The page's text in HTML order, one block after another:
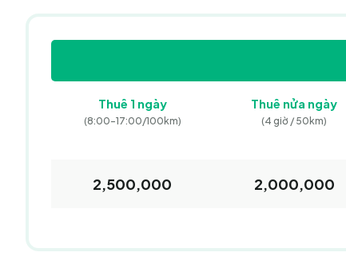
Thuê 1 ngày
(8:00-17:00/100km)
Thuê nửa ngày
(4 giờ / 50km)
2,500,000 2,000,000